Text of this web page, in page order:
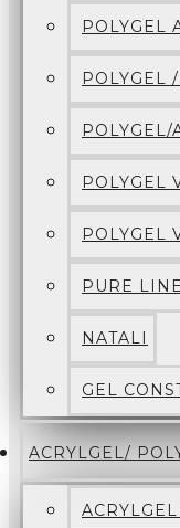
POLYGEL
POLYGEL
POLYGEL/
POLYGEL
POLYGEL
PURE
NATALI
GEL
ACRYLGEL/